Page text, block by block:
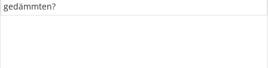
gedämmten?